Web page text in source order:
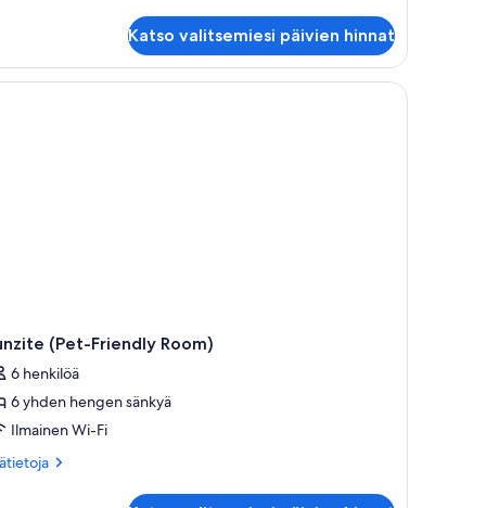
Katso valitsemiesi päivien hinnat
(Pet-Friendly Room)
6 henkilöä
6 yhden hengen sänkyä
Ilmainen Wi-Fi